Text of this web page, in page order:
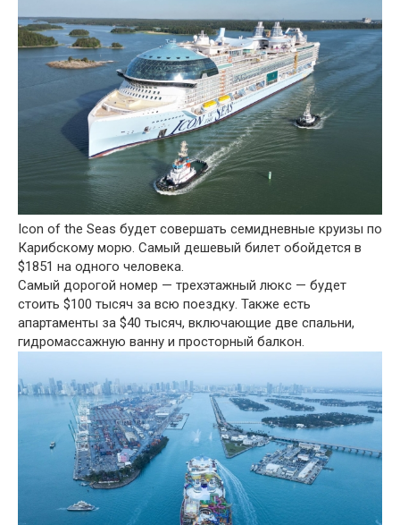
Icon of the Seas будет совершать семидневные круизы по
Карибскому морю. Самый дешевый билет обойдется в
$1851 на одного человека.
Самый дорогой номер — трехэтажный люкс — будет
стоить $100 тысяч за всю поездку. Также есть
апартаменты за $40 тысяч, включающие две спальни,
гидромассажную ванну и просторный балкон.